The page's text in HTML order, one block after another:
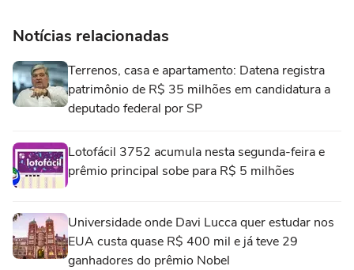
Notícias relacionadas
Terrenos, casa e apartamento: Datena registra
patrimônio de R$ 35 milhões em candidatura a
deputado federal por SP
Lotofácil 3752 acumula nesta segunda-feira e
prêmio principal sobe para R$ 5 milhões
Universidade onde Davi Lucca quer estudar nos
EUA custa quase R$ 400 mil e já teve 29
ganhadores do prêmio Nobel